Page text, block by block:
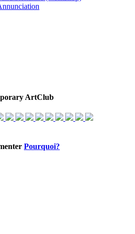
ArtClub
Pourquoi?